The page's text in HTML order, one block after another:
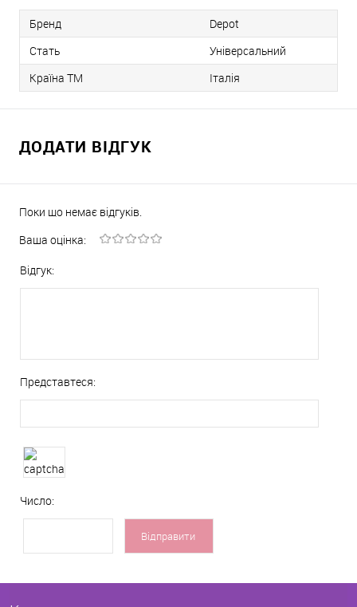
Бренд
Depot
Стать
Універсальний
Країна ТМ
Італія
ДОДАТИ ВІДГУК
Поки що немає відгуків.
Ваша оцінка:
Відгук:
Представтеся:
Число: